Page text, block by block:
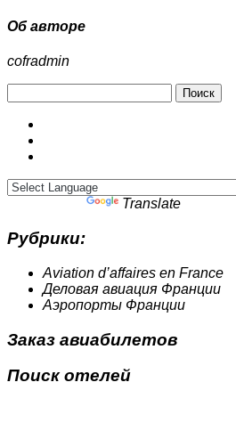
Об авторе
cofradmin
Translate
Рубрики:
Aviation d’affaires en France
Деловая авиация Франции
Аэропорты Франции
Заказ авиабилетов
Поиск отелей